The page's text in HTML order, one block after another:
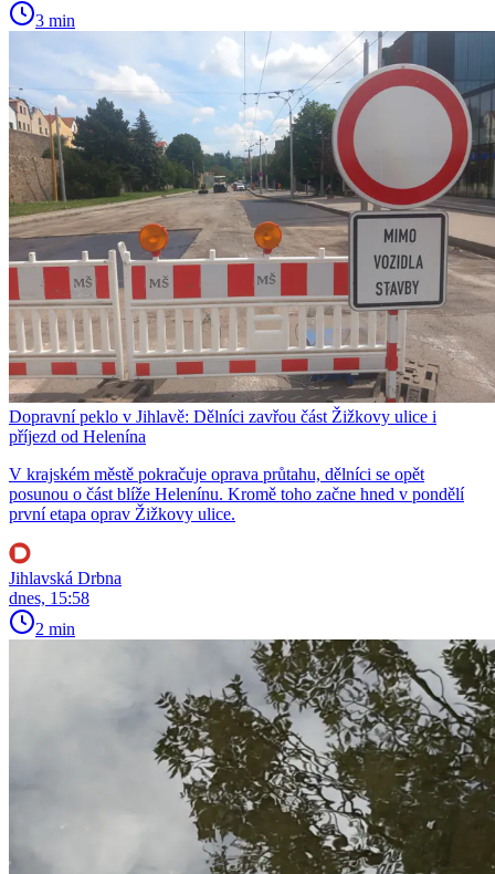
3 min
Dopravní peklo v Jihlavě: Dělníci zavřou část Žižkovy ulice i
příjezd od Helenína
V krajském městě pokračuje oprava průtahu, dělníci se opět
posunou o část blíže Helenínu. Kromě toho začne hned v pondělí
první etapa oprav Žižkovy ulice.
Jihlavská Drbna
dnes, 15:58
2 min